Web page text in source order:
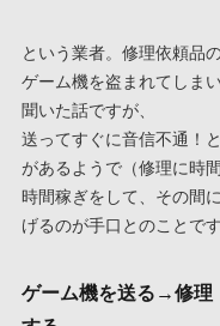
という業者。修理依頼品
ゲーム機を盗まれてしまい
聞いた話ですが、
送ってすぐに音信不通！
があるようで（修理に時
時間稼ぎをして、その間
げるのが手口とのことです
ゲーム機を送る→修理